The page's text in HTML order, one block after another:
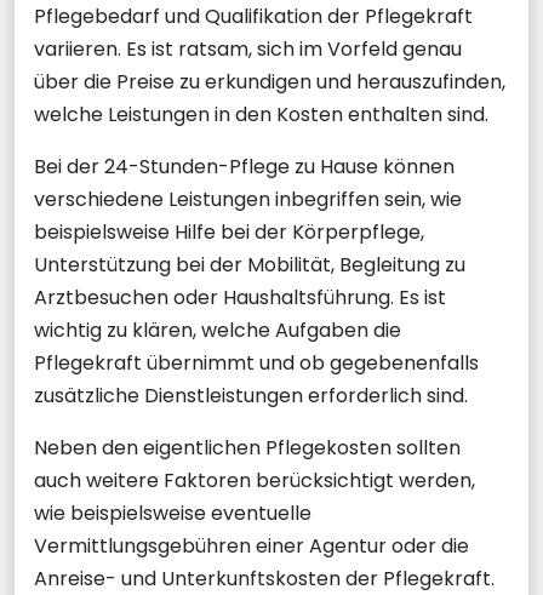
Pflegebedarf und Qualifikation der Pflegekraft
variieren. Es ist ratsam, sich im Vorfeld genau
über die Preise zu erkundigen und herauszufinden,
welche Leistungen in den Kosten enthalten sind.
Bei der 24-Stunden-Pflege zu Hause können
verschiedene Leistungen inbegriffen sein, wie
beispielsweise Hilfe bei der Körperpflege,
Unterstützung bei der Mobilität, Begleitung zu
Arztbesuchen oder Haushaltsführung. Es ist
wichtig zu klären, welche Aufgaben die
Pflegekraft übernimmt und ob gegebenenfalls
zusätzliche Dienstleistungen erforderlich sind.
Neben den eigentlichen Pflegekosten sollten
auch weitere Faktoren berücksichtigt werden,
wie beispielsweise eventuelle
Vermittlungsgebühren einer Agentur oder die
Anreise- und Unterkunftskosten der Pflegekraft.